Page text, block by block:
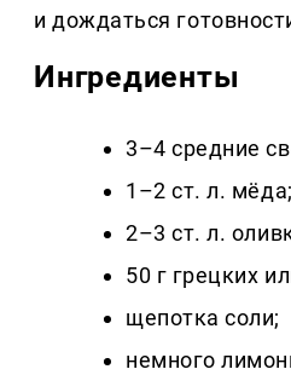
и дождаться
Ингредиенты
3–4 средние
1–2 ст. л. мёда;
2–3 ст. л.
50 г грецких
щепотка соли;
немного